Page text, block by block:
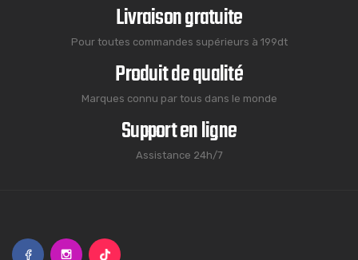
Livraison gratuite
Pour toutes commandes supérieurs à 199dt
Produit de qualité
Marques connu par tous dans le monde
Support en ligne
Assistance 24h/7